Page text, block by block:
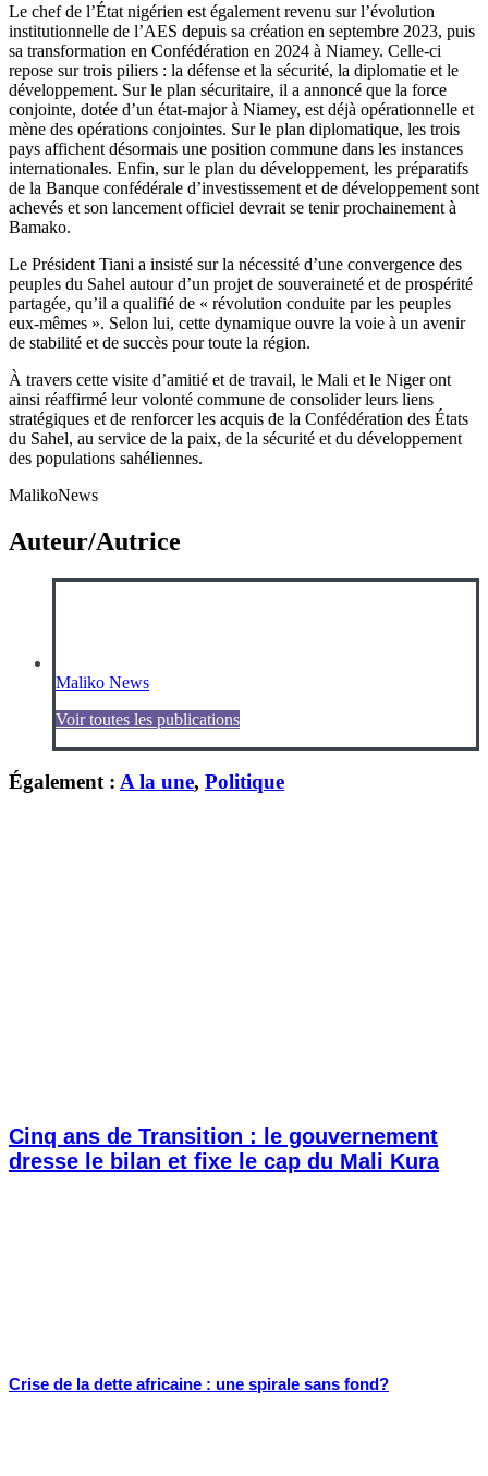
Le chef de l’État nigérien est également revenu sur l’évolution
institutionnelle de l’AES depuis sa création en septembre 2023, puis
sa transformation en Confédération en 2024 à Niamey. Celle-ci
repose sur trois piliers : la défense et la sécurité, la diplomatie et le
développement. Sur le plan sécuritaire, il a annoncé que la force
conjointe, dotée d’un état-major à Niamey, est déjà opérationnelle et
mène des opérations conjointes. Sur le plan diplomatique, les trois
pays affichent désormais une position commune dans les instances
internationales. Enfin, sur le plan du développement, les préparatifs
de la Banque confédérale d’investissement et de développement sont
achevés et son lancement officiel devrait se tenir prochainement à
Bamako.
Le Président Tiani a insisté sur la nécessité d’une convergence des
peuples du Sahel autour d’un projet de souveraineté et de prospérité
partagée, qu’il a qualifié de « révolution conduite par les peuples
eux-mêmes ». Selon lui, cette dynamique ouvre la voie à un avenir
de stabilité et de succès pour toute la région.
À travers cette visite d’amitié et de travail, le Mali et le Niger ont
ainsi réaffirmé leur volonté commune de consolider leurs liens
stratégiques et de renforcer les acquis de la Confédération des États
du Sahel, au service de la paix, de la sécurité et du développement
des populations sahéliennes.
MalikoNews
Auteur/Autrice
Maliko News
Voir toutes les publications
Également : A la une, Politique
Cinq ans de Transition : le gouvernement
dresse le bilan et fixe le cap du Mali Kura
Crise de la dette africaine : une spirale sans fond?